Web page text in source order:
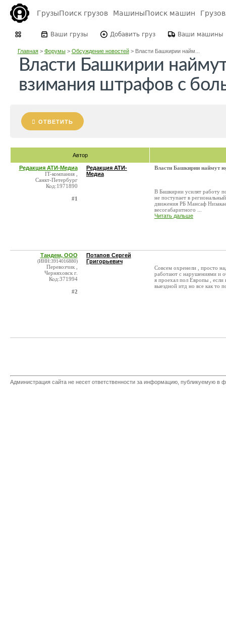
ГрузыПоиск грузов МашиныПоиск машин
Ваши грузы Добавить груз Ваши машины
Главная> Форумы> Обсуждение новостей> Власти Башкирии найм...
Власти Башкирии
взимания штрафов с
ОТВЕТИТЬ
Автор
Редакция АТИ-Медиа
IT-компания ,
Санкт-Петербург
Код:1971890
#1
Редакция АТИ-
Медиа
Власти Башкирии наймут
В Башкирии усилят работу
не поступает в
движения РБ Мансаф
весогабаритного ...
Читать дальше
Тандем, ООО
(ИНН:3914016880)
Перевозчик ,
Черняховск г.
Код:371994
#2
Потапов Сергей
Григорьевич
Совсем охренели , просто
работают с нарушениями и
я проехал пол Европы , если
выездной итд но все как то
Администрация сайта не несет ответственности за информацию, публикуемую